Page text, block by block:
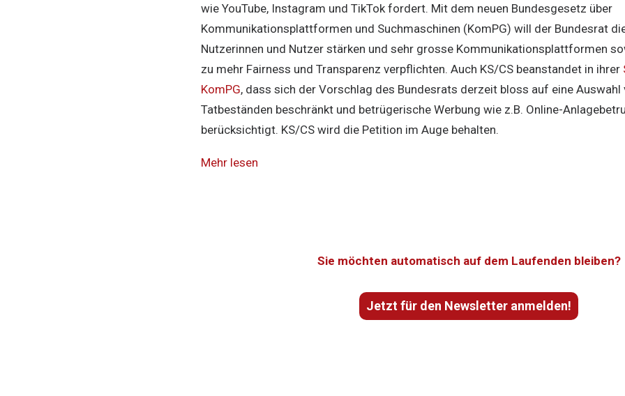
wie YouTube, Instagram und TikTok fordert. Mit dem neuen Bundesgesetz über
Kommunikationsplattformen und Suchmaschinen (KomPG) will der Bundesrat
Nutzerinnen und Nutzer stärken und sehr grosse Kommunikationsplattformen
zu mehr Fairness und Transparenz verpflichten. Auch KS/CS beanstandet in ihrer
KomPG, dass sich der Vorschlag des Bundesrats derzeit bloss auf eine
Tatbeständen beschränkt und betrügerische Werbung wie z.B. Online-
berücksichtigt. KS/CS wird die Petition im Auge behalten.
Mehr lesen
Sie möchten automatisch auf dem Laufenden bleiben?
Jetzt für den Newsletter anmelden!